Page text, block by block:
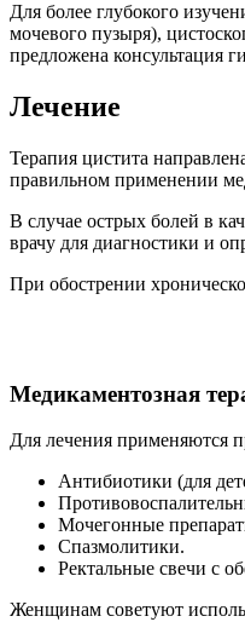
Для более глубокого
мочевого пузыря),
предложена консультация
Лечение
Терапия цистита
правильном применении
В случае острых болей в
врачу для диагностики и
При обострении
Медикаментозная
Для лечения применяются
Антибиотики (для
Мочегонные
Спазмолитики.
Ректальные свечи с
Женщинам советуют